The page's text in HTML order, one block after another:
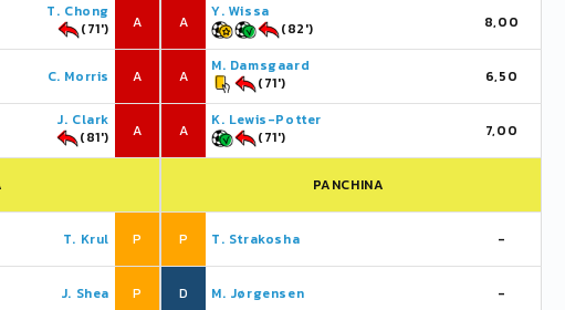
T. Chong
(71')
A
C. Morris A
J. Clark
(81')
A
T. Krul P
J. Shea P
A
Y. Wissa
(82')
8,00
A
M. Damsgaard
(71')
6,50
A
K. Lewis-Potter
(71')
7,00
PANCHINA
P T. Strakosha -
D M. Jørgensen -